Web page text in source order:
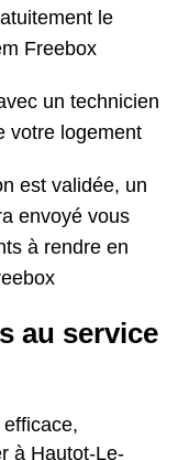
le
Freebox
un technicien
votre logement
est validée, un
envoyé vous
à rendre en
au service
à Hautot-Le-